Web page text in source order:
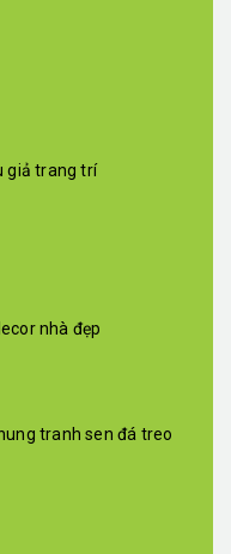
giả trang trí
nhà đẹp
tranh sen đá treo